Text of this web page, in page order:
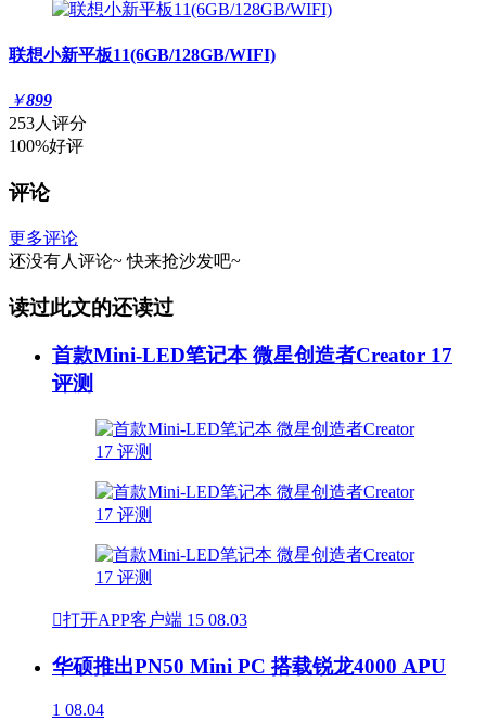
联想小新平板11(6GB/128GB/WIFI)
￥899
253人评分
100%好评
评论
更多评论
还没有人评论~ 快来抢沙发吧~
读过此文的还读过
首款Mini-LED笔记本 微星创造者Creator 17
评测
打开APP客户端 15 08.03
华硕推出PN50 Mini PC 搭载锐龙4000 APU
1 08.04